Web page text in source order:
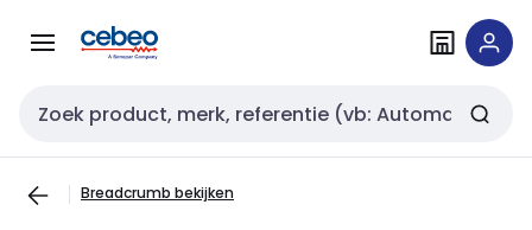
naar
naar
Zoekveld invoer
Breadcrumb bekijken